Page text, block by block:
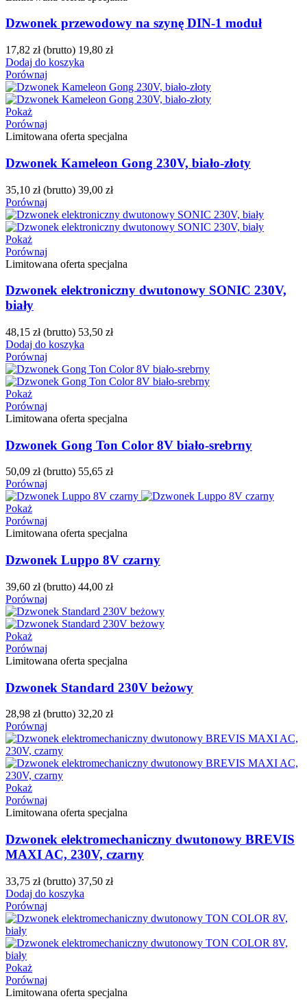
Dzwonek przewodowy na szynę DIN-1 moduł
17,82 zł (brutto) 19,80 zł
Dodaj do koszyka
Porównaj
Pokaż
Porównaj
Limitowana oferta specjalna
Dzwonek Kameleon Gong 230V, biało-złoty
35,10 zł (brutto) 39,00 zł
Porównaj
Pokaż
Porównaj
Limitowana oferta specjalna
Dzwonek elektroniczny dwutonowy SONIC 230V,
biały
48,15 zł (brutto) 53,50 zł
Dodaj do koszyka
Porównaj
Pokaż
Porównaj
Limitowana oferta specjalna
Dzwonek Gong Ton Color 8V biało-srebrny
50,09 zł (brutto) 55,65 zł
Porównaj
Pokaż
Porównaj
Limitowana oferta specjalna
Dzwonek Luppo 8V czarny
39,60 zł (brutto) 44,00 zł
Porównaj
Pokaż
Porównaj
Limitowana oferta specjalna
Dzwonek Standard 230V beżowy
28,98 zł (brutto) 32,20 zł
Porównaj
Pokaż
Porównaj
Limitowana oferta specjalna
Dzwonek elektromechaniczny dwutonowy BREVIS
MAXI AC, 230V, czarny
33,75 zł (brutto) 37,50 zł
Dodaj do koszyka
Porównaj
Pokaż
Porównaj
Limitowana oferta specjalna